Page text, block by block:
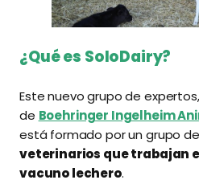
¿Qué es SoloDairy?
Este nuevo grupo de
de Boehringer Ingelheim
está formado por un grupo de
veterinarios que trabajan
vacuno lechero.